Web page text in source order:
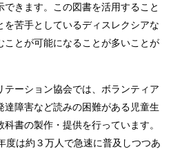
きます。この図書を活用すること
苦手としているディスレクシアな
ことが可能になることが多いことが
ーション協会では、ボランティア
障害など読みの困難がある児童生
書の製作・提供を行っています。
度は約３万人で急速に普及しつつあ